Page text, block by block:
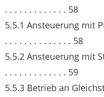
. . . . . . . . . . . . . 58
5.5.1 Ansteuerung mit
. . . . . . . . . . . . . . 58
5.5.2 Ansteuerung mit
. . . . . . . . . . . . . 59
5.5.3 Betrieb an